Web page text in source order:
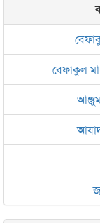
বেফাকুল
আযাদ